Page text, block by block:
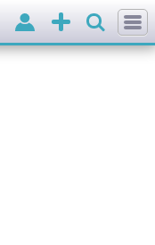
Додати
оголошення
Вхід